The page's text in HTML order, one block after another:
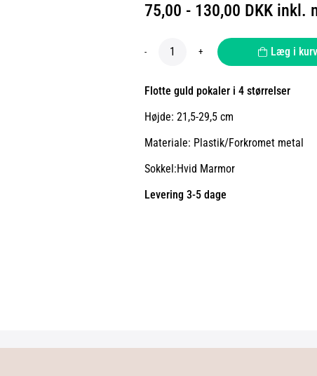
75,00 - 130,00 DKK inkl.
- + Læg i kurv
Flotte guld pokaler i 4 størrelser
Højde: 21,5-29,5 cm
Materiale: Plastik/Forkromet metal
Sokkel:Hvid Marmor
Levering 3-5 dage